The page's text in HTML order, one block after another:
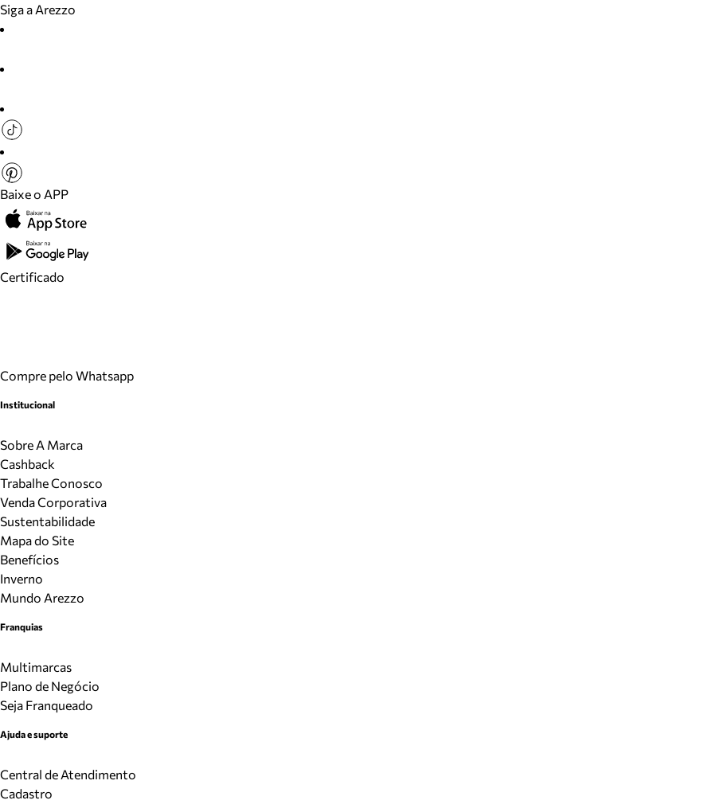
Siga a Arezzo
Baixe o APP
Certificado
Compre pelo Whatsapp
Institucional
Sobre A Marca
Cashback
Trabalhe Conosco
Venda Corporativa
Sustentabilidade
Mapa do Site
Benefícios
Inverno
Mundo Arezzo
Franquias
Multimarcas
Plano de Negócio
Seja Franqueado
Ajuda e suporte
Central de Atendimento
Cadastro